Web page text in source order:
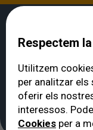
VERTE
Dr.
Respectem
Utilitzem
per analitzar els
oferir els
interessos.
Cookies per a